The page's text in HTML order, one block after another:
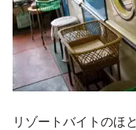
リゾートバイトのほ